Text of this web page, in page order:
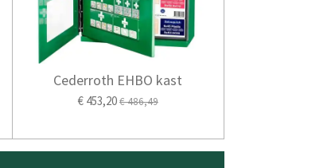
Cederroth EHBO kast
€ 453,20€ 486,49